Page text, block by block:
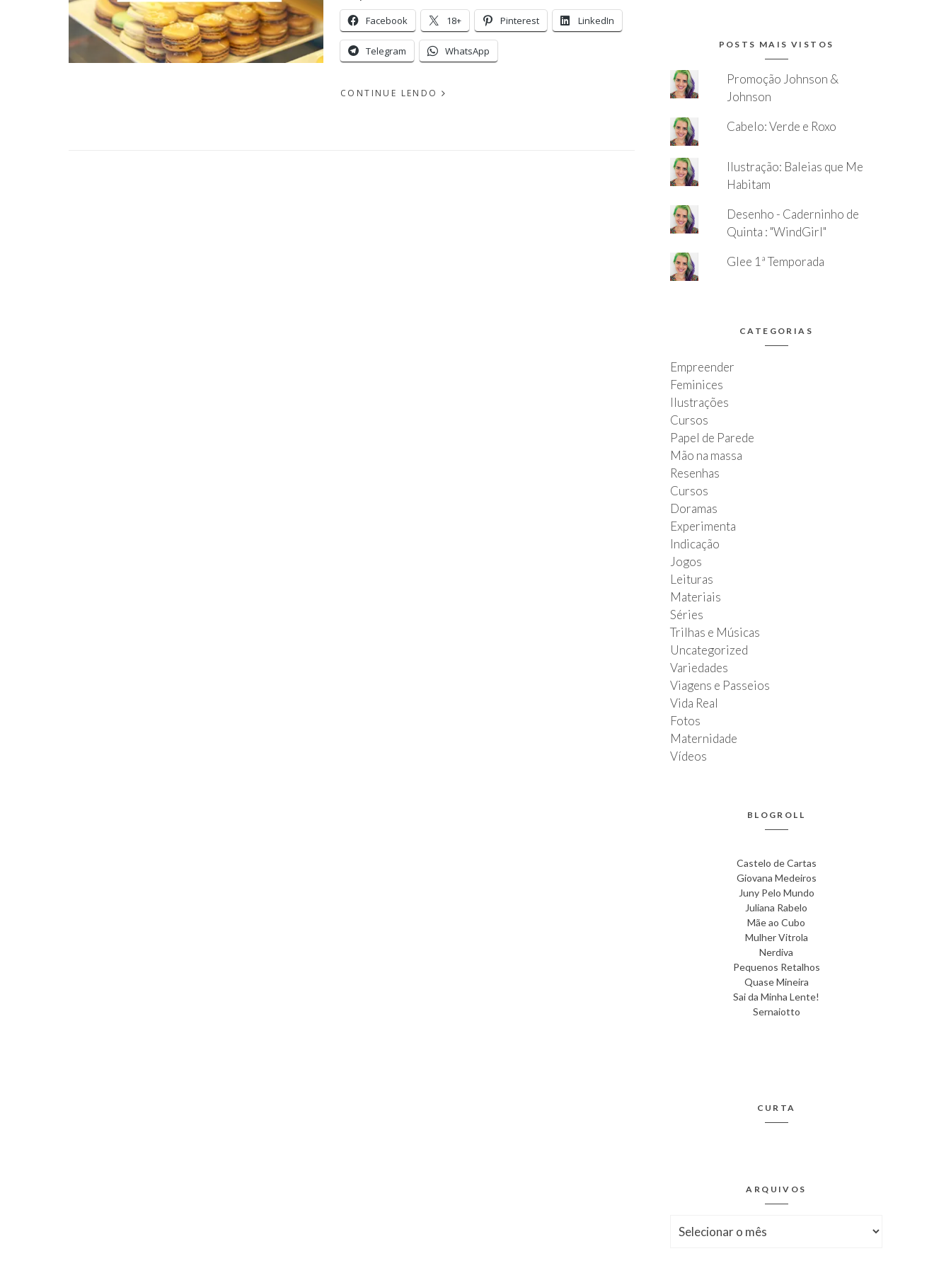
Facebook 18+ Pinterest LinkedIn
Telegram WhatsApp
CONTINUE LENDO
POSTS MAIS VISTOS
Promoção Johnson &
Johnson
Cabelo: Verde e Roxo
Ilustração: Baleias que Me
Habitam
Desenho - Caderninho de
Quinta : "WindGirl"
Glee 1ª Temporada
CATEGORIAS
Empreender
Feminices
Ilustrações
Cursos
Papel de Parede
Mão na massa
Resenhas
Cursos
Doramas
Experimenta
Indicação
Jogos
Leituras
Materiais
Séries
Trilhas e Músicas
Uncategorized
Variedades
Viagens e Passeios
Vida Real
Fotos
Maternidade
Vídeos
BLOGROLL
Castelo de Cartas
Giovana Medeiros
Juny Pelo Mundo
Juliana Rabelo
Mãe ao Cubo
Mulher Vitrola
Nerdiva
Pequenos Retalhos
Quase Mineira
Sai da Minha Lente!
Sernaiotto
CURTA
ARQUIVOS
Arquivos